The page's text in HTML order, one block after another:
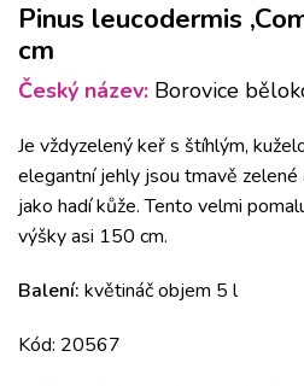
Pinus leucodermis
cm
Český název: Borovice
Je vždyzelený keř s štíhlým,
elegantní jehly jsou tmavě
jako hadí kůže.Tento velmi
výšky asi 150 cm.
Balení: květináč objem 5 l
Kód: 20567